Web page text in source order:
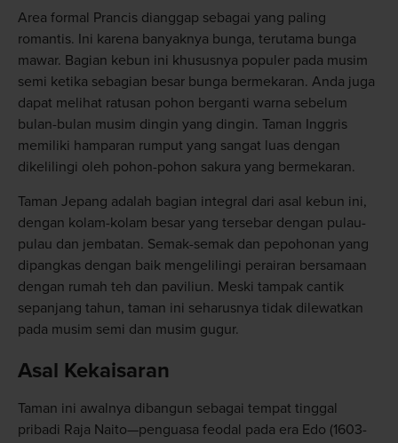
Area formal Prancis dianggap sebagai yang paling
romantis. Ini karena banyaknya bunga, terutama bunga
mawar. Bagian kebun ini khususnya populer pada musim
semi ketika sebagian besar bunga bermekaran. Anda juga
dapat melihat ratusan pohon berganti warna sebelum
bulan-bulan musim dingin yang dingin. Taman Inggris
memiliki hamparan rumput yang sangat luas dengan
dikelilingi oleh pohon-pohon sakura yang bermekaran.
Taman Jepang adalah bagian integral dari asal kebun ini,
dengan kolam-kolam besar yang tersebar dengan pulau-
pulau dan jembatan. Semak-semak dan pepohonan yang
dipangkas dengan baik mengelilingi perairan bersamaan
dengan rumah teh dan paviliun. Meski tampak cantik
sepanjang tahun, taman ini seharusnya tidak dilewatkan
pada musim semi dan musim gugur.
Asal Kekaisaran
Taman ini awalnya dibangun sebagai tempat tinggal
pribadi Raja Naito—penguasa feodal pada era Edo (1603-